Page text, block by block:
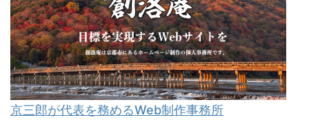
京三郎が代表を務めるWeb制作事務所